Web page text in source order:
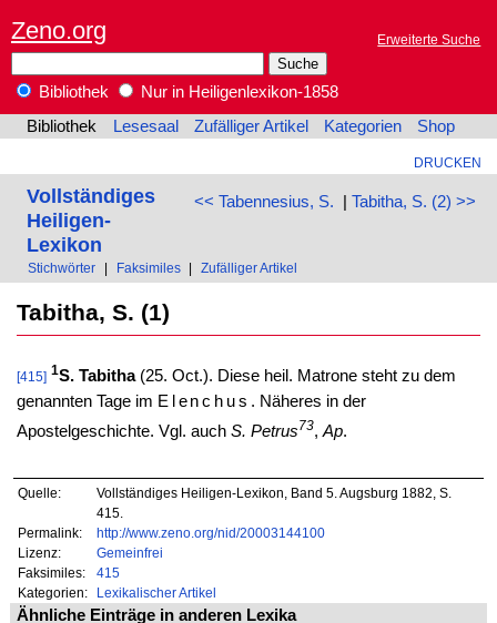
Zeno.org Erweiterte Suche
Bibliothek
Nur in Heiligenlexikon-1858
Bibliothek
Lesesaal Zufälliger Artikel Kategorien Shop
DRUCKEN
<< Tabennesius, S. | Tabitha, S. (2) >>
Vollständiges
Heiligen-
Lexikon
Stichwörter Faksimiles Zufälliger Artikel
Tabitha, S. (1)
[415] 1S. Tabitha(25. Oct.). Diese heil. Matrone steht zu dem
genannten Tage im Elenchus . Näheres in der
Apostelgeschichte. Vgl. auch S. Petrus73, Ap.
Quelle:
Vollständiges Heiligen-Lexikon, Band 5. Augsburg 1882, S.
415.
Permalink:
http://www.zeno.org/nid/20003144100
Lizenz:
Gemeinfrei
Faksimiles:
415
Kategorien:
Lexikalischer Artikel
Ähnliche Einträge in anderen Lexika